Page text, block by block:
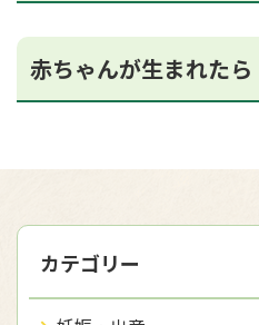
赤ちゃんが生まれたら
カテゴリー